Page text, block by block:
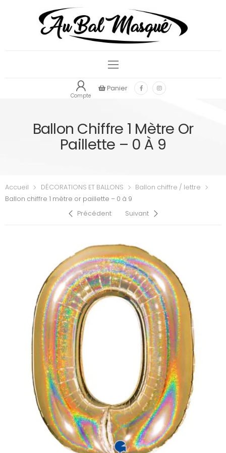
Compte
Panier
Ballon Chiffre 1 Mètre Or
Paillette – 0 À 9
Accueil DÉCORATIONS ET BALLONS
Ballon chiffre / lettre
Ballon chiffre 1 mètre or paillette – 0 à 9
Précédent
Suivant